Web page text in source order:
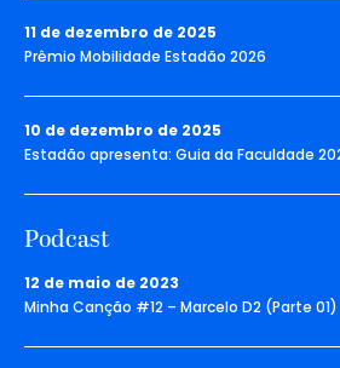
11 de dezembro de 2025
Prêmio Mobilidade Estadão 2026
10 de dezembro de 2025
Estadão apresenta: Guia da Faculdade
Podcast
12 de maio de 2023
Minha Canção #12 – Marcelo D2 (Parte 01)